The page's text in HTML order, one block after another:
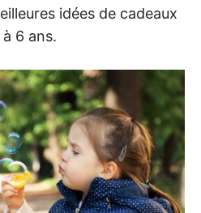
idées de cadeaux
6 ans.